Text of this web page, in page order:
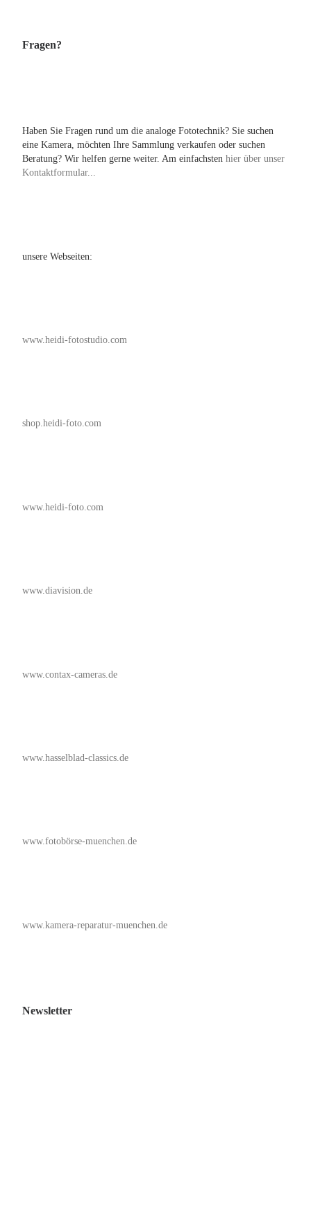
Fragen?
Haben Sie Fragen rund um die analoge Fototechnik? Sie suchen
eine Kamera, möchten Ihre Sammlung verkaufen oder suchen
Beratung? Wir helfen gerne weiter. Am einfachsten hier über unser
Kontaktformular...
unsere Webseiten:
www.heidi-fotostudio.com
shop.heidi-foto.com
www.heidi-foto.com
www.diavision.de
www.contax-cameras.de
www.hasselblad-classics.de
www.fotobörse-muenchen.de
www.kamera-reparatur-muenchen.de
Newsletter